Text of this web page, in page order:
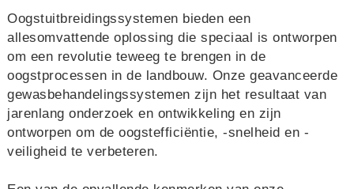
Oogstuitbreidingssystemen bieden een
allesomvattende oplossing die speciaal is ontworpen
om een revolutie teweeg te brengen in de
oogstprocessen in de landbouw. Onze geavanceerde
gewasbehandelingssystemen zijn het resultaat van
jarenlang onderzoek en ontwikkeling en zijn
ontworpen om de oogstefficiëntie, -snelheid en -
veiligheid te verbeteren.